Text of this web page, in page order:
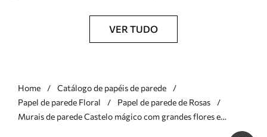
VER TUDO
Home
Catálogo de papéis de parede
Papel de parede Floral
Papel de parede de Rosas
Murais de parede Castelo mágico com grandes flores e